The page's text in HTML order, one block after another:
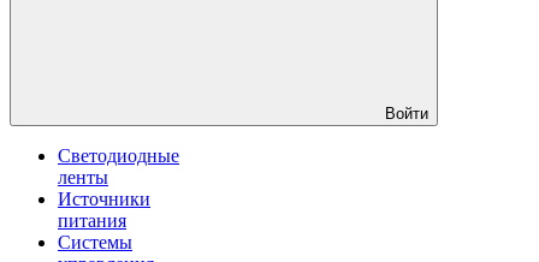
Войти
Светодиодные
ленты
Источники
питания
Системы